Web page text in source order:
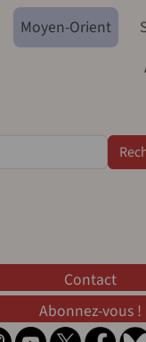
Moyen-Orient
Contact
Abonnez-vous !